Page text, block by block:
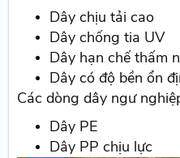
Dây chịu tải cao
Dây chống tia UV
Dây hạn chế thấm
Dây có độ bền ổn
Các dòng dây ngư
Dây PE
Dây PP chịu lực